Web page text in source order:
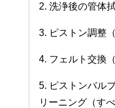
2. 洗浄後の管体
3. ピストン調整
4. フェルト交換
5. ピストンバル
リーニング（すべ